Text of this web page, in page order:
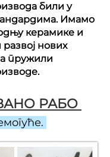
били у
Имамо
керамике и
нових
пружили
РАБО